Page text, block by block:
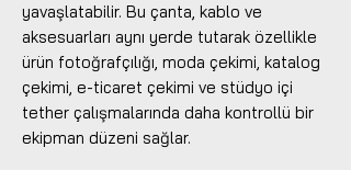
yavaşlatabilir. Bu çanta, kablo ve
aksesuarları aynı yerde tutarak özellikle
ürün fotoğrafçılığı, moda çekimi, katalog
çekimi, e-ticaret çekimi ve stüdyo içi
tether çalışmalarında daha kontrollü bir
ekipman düzeni sağlar.